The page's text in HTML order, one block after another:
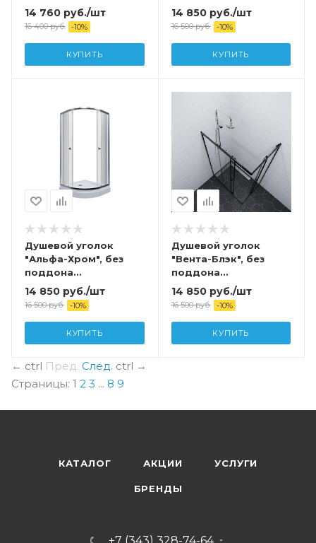
Официальный дилер
Тритон
14 760 руб./шт
16 400руб. -10%
КУПИТЬ
900x900x1850
14 850руб./шт
16 500руб. -10%
КУПИТЬ
Душевой уголок
"Альфа-Хром", без
поддона
800x800x1850
14 850 руб./шт
16 500руб. -10%
КУПИТЬ
Душевой уголок
"Вента-Блэк", без
поддона
1000x800x1850
14 850руб./шт
16 500руб. -10%
КУПИТЬ
← ctrl Пред. След. ctrl →
Страницы: 1 2 3 ... 8 9
КАТАЛОГ АКЦИИ УСЛУГИ
БРЕНДЫ